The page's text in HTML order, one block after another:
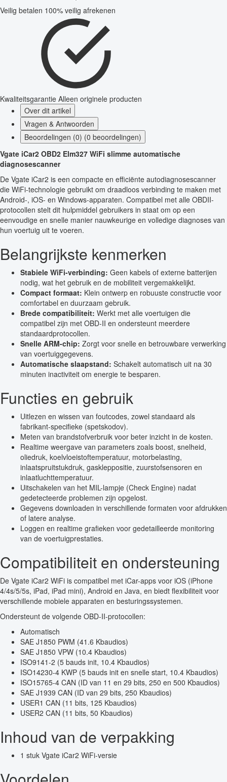
Veilig betalen 100% veilig afrekenen
Kwaliteitsgarantie Alleen originele producten
Over dit artikel
Vragen & Antwoorden
Beoordelingen (0) (0 beoordelingen)
Vgate iCar2 OBD2 Elm327 WiFi slimme automatische
diagnosescanner
De Vgate iCar2 is een compacte en efficiënte autodiagnosescanner
die WiFi-technologie gebruikt om draadloos verbinding te maken met
Android-, iOS- en Windows-apparaten. Compatibel met alle OBDII-
protocollen stelt dit hulpmiddel gebruikers in staat om op een
eenvoudige en snelle manier nauwkeurige en volledige diagnoses van
hun voertuig uit te voeren.
Belangrijkste kenmerken
Stabiele WiFi-verbinding: Geen kabels of externe batterijen
nodig, wat het gebruik en de mobiliteit vergemakkelijkt.
Compact formaat: Klein ontwerp en robuuste constructie voor
comfortabel en duurzaam gebruik.
Brede compatibiliteit: Werkt met alle voertuigen die
compatibel zijn met OBD-II en ondersteunt meerdere
standaardprotocollen.
Snelle ARM-chip: Zorgt voor snelle en betrouwbare verwerking
van voertuiggegevens.
Automatische slaapstand: Schakelt automatisch uit na 30
minuten inactiviteit om energie te besparen.
Functies en gebruik
Uitlezen en wissen van foutcodes, zowel standaard als
fabrikant-specifieke (spetskodov).
Meten van brandstofverbruik voor beter inzicht in de kosten.
Realtime weergave van parameters zoals boost, snelheid,
oliedruk, koelvloeistoftemperatuur, motorbelasting,
inlaatspruitstukdruk, gaskleppositie, zuurstofsensoren en
inlaatluchttemperatuur.
Uitschakelen van het MIL-lampje (Check Engine) nadat
gedetecteerde problemen zijn opgelost.
Gegevens downloaden in verschillende formaten voor afdrukken
of latere analyse.
Loggen en realtime grafieken voor gedetailleerde monitoring
van de voertuigprestaties.
Compatibiliteit en ondersteuning
De Vgate iCar2 WiFi is compatibel met iCar-apps voor iOS (iPhone
4/4s/5/5s, iPad, iPad mini), Android en Java, en biedt flexibiliteit voor
verschillende mobiele apparaten en besturingssystemen.
Ondersteunt de volgende OBD-II-protocollen:
Automatisch
SAE J1850 PWM (41.6 Kbaudios)
SAE J1850 VPW (10.4 Kbaudios)
ISO9141-2 (5 bauds init, 10.4 Kbaudios)
ISO14230-4 KWP (5 bauds init en snelle start, 10.4 Kbaudios)
ISO15765-4 CAN (ID van 11 en 29 bits, 250 en 500 Kbaudios)
SAE J1939 CAN (ID van 29 bits, 250 Kbaudios)
USER1 CAN (11 bits, 125 Kbaudios)
USER2 CAN (11 bits, 50 Kbaudios)
Inhoud van de verpakking
1 stuk Vgate iCar2 WiFi-versie